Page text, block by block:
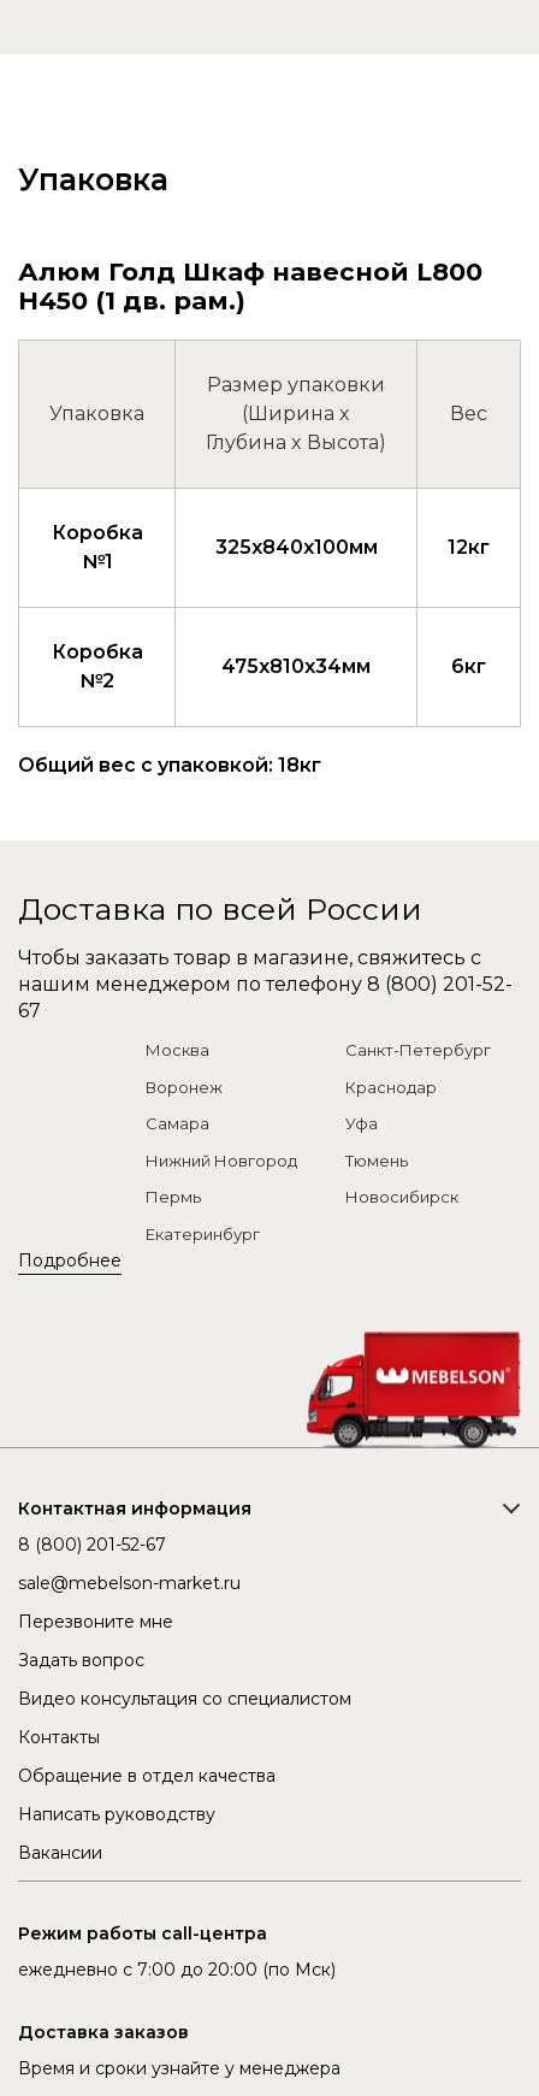
Упаковка
Алюм Голд Шкаф навесной L800
Н450 (1 дв. рам.)
Упаковка
Размер упаковки
(Ширина x
Глубина x Высота)
Вес
Коробка
№1
325x840x100мм 12кг
Коробка
№2
475x810x34мм 6кг
Общий вес с упаковкой: 18кг
Доставка по всей России
Чтобы заказать товар в магазине, свяжитесь с
нашим менеджером по телефону 8 (800) 201-52-
67
Подробнее
Москва
Санкт-Петербург
Воронеж
Краснодар
Самара
Уфа
Нижний Новгород
Тюмень
Пермь
Новосибирск
Екатеринбург
Контактная информация
8 (800) 201-52-67
sale@mebelson-market.ru
Перезвоните мне
Задать вопрос
Видео консультация со специалистом
Контакты
Обращение в отдел качества
Написать руководству
Вакансии
Режим работы call-центра
ежедневно с 7:00 до 20:00 (по Мск)
Доставка заказов
Время и сроки узнайте у менеджера